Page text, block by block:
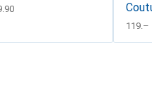
CHF
119.–